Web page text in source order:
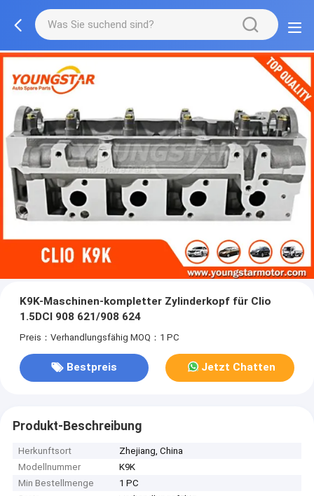
K9K-Maschinen-kompletter Zylinderkopf für Clio
1.5DCI 908 621/908 624
Preis：Verhandlungsfähig MOQ：1 PC
Bestpreis Jetzt Chatten
Produkt-Beschreibung
Herkunftsort
Zhejiang, China
Modellnummer
K9K
Min Bestellmenge
1 PC